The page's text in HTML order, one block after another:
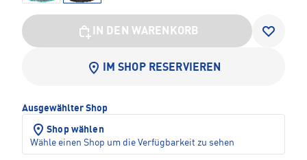
IN DEN WARENKORB
IM SHOP RESERVIEREN
Ausgewählter Shop
Shop wählen
Wähle einen Shop um die Verfügbarkeit zu sehen